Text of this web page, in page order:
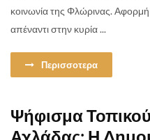
κοινωνία της Φλώρινας.
απέναντι στην κυρία ...
Περισσοτερα
Ψήφισμα